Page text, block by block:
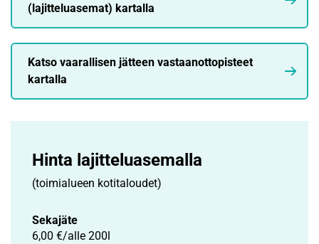
(lajitteluasemat) kartalla
Katso vaarallisen jätteen vastaanottopisteet
kartalla
Hinta lajittelu­asemalla
(toimialueen kotitaloudet)
Sekajäte
6,00 €/alle 200l